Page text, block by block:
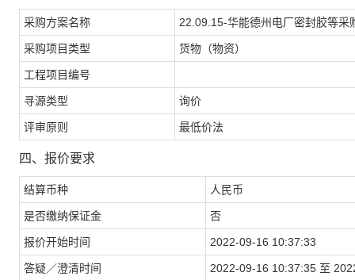
采购方案名称 22.09.15-华能德州电厂密封胶等采
采购项目类型 货物（物资）
工程项目编号
寻源类型 询价
评审原则 最低价法
四、报价要求
结算币种 人民币
是否缴纳保证金 否
报价开始时间 2022-09-16 10:37:33
答疑／澄清时间 2022-09-16 10:37:35 至